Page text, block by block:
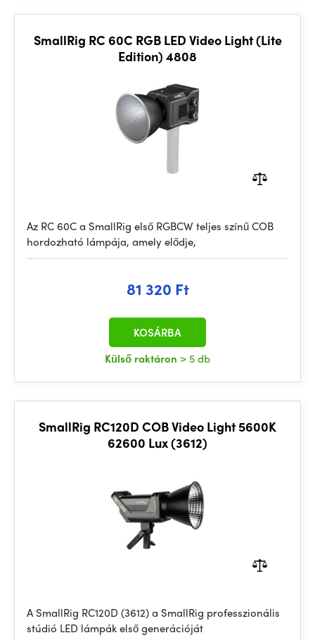
SmallRig RC 60C RGB LED Video Light (Lite
Edition) 4808
Az RC 60C a SmallRig első RGBCW teljes színű COB
hordozható lámpája, amely elődje,
81 320 Ft
Külső raktáron > 5 db
KOSÁRBA
SmallRig RC120D COB Video Light 5600K
62600 Lux (3612)
A SmallRig RC120D (3612) a SmallRig professzionális
stúdió LED lámpák első generációját